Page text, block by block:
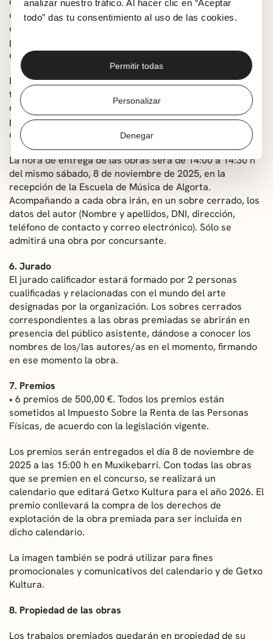
analizar nuestro tráfico. Al hacer clic en “Aceptar
todo” das tu consentimiento al uso de las cookies.
Permitir todas
Personalizar
Denegar
deberá ser rígido, para el sellado. No se admitirán a
concurso las pinturas o dibujos que no tengan el sello
para garantizar que se cumpla con las normas
establecidas por esta convocatoria.
Los soportes podrán presentarse preparados para
trabajar, pero en ningún caso serán admitidos bocetos,
dibujos y otras señales sobre dichos soportes. Los/las
participantes deberán acudir al concurso
con los útiles necesarios para llevar a cabo sus trabajos.
La hora de entrega de las obras será de 14:00 a 14:30 h
del mismo sábado, 8 de noviembre de 2025, en la
recepción de la Escuela de Música de Algorta.
Acompañando a cada obra irán, en un sobre cerrado, los
datos del autor (Nombre y apellidos, DNI, dirección,
teléfono de contacto y correo electrónico). Sólo se
admitirá una obra por concursante.
6. Jurado
El jurado calificador estará formado por 2 personas
cualificadas y relacionadas con el mundo del arte
designadas por la organización. Los sobres cerrados
correspondientes a las obras premiadas se abrirán en
presencia del público asistente, dándose a conocer los
nombres de los/las autores/as en el momento, firmando
en ese momento la obra.
7. Premios
• 6 premios de 500,00 €. Todos los premios están
sometidos al Impuesto Sobre la Renta de las Personas
Físicas, de acuerdo con la legislación vigente.
Los premios serán entregados el día 8 de noviembre de
2025 a las 15:00 h en Muxikebarri. Con todas las obras
que se premien en el concurso, se realizará un
calendario que editará Getxo Kultura para el año 2026. El
premio conllevará la compra de los derechos de
explotación de la obra premiada para ser incluida en
dicho calendario.
La imagen también se podrá utilizar para fines
promocionales y comunicativos del calendario y de Getxo
Kultura.
8. Propiedad de las obras
Los trabajos premiados quedarán en propiedad de su